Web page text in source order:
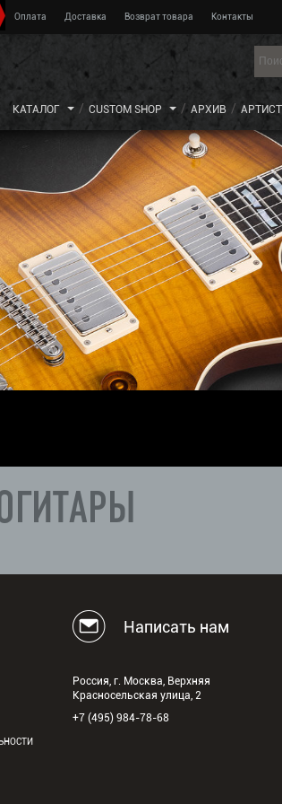
КАТАЛОГ CUSTOM SHOP АРХИВ
Оплата Доставка Возврат товара Контакты
Написать нам
Россия, г. Москва, Верхняя
Красносельская улица, 2
+7 (495) 984-78-68